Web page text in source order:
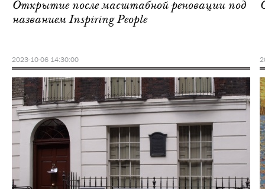
Открытие после масштабной реновации под
названием Inspiring People
2023-10-06 14:30:00